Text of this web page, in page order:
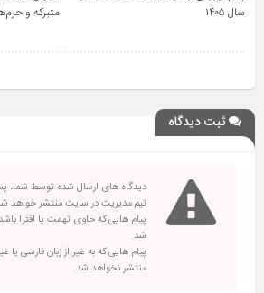
سال ۱۴۰۵
متبرکه‌ و
ثبت دیدگاه
دیدگاه های ارسال شده توسط شما،
تیم مدیریت در سایت منتشر خواهد
پیام هایی که حاوی تهمت یا افترا
شد.
پیام هایی که به غیر از زبان فارسی یا
منتشر نخواهد شد.